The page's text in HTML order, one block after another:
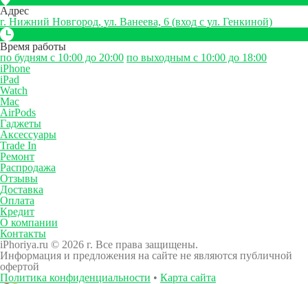
Адрес
г. Нижний Новгород, ул. Ванеева, 6 (вход с ул. Генкиной)
Время работы
по будням с 10:00 до 20:00 по выходным с 10:00 до 18:00
iPhone
iPad
Watch
Mac
AirPods
Гаджеты
Аксессуары
Trade In
Ремонт
Распродажа
Отзывы
Доставка
Оплата
Кредит
О компании
Контакты
iPhoriya.ru © 2026 г. Все права защищены.
Информация и предложения на сайте не являются публичной
офертой
Политика конфиденциальности • Карта сайта